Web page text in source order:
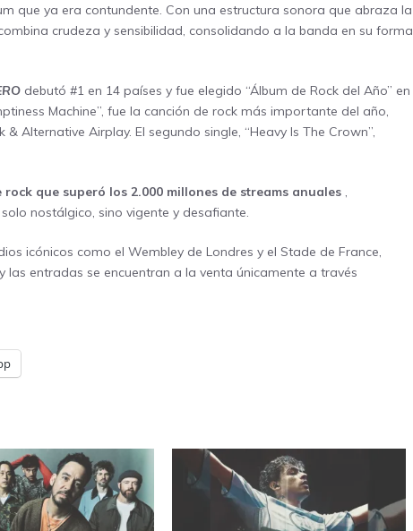
que ya era contundente. Con una estructura sonora que abraza la
crudeza y sensibilidad, consolidando a la banda en su forma
debutó #1 en 14 países y fue elegido “Álbum de Rock del Año” en
Machine”, fue la canción de rock más importante del año,
Alternative Airplay. El segundo single, “Heavy Is The Crown”,
que superó los 2.000 millones de streams anuales ,
nostálgico, sino vigente y desafiante.
icónicos como el Wembley de Londres y el Stade de France,
entradas se encuentran a la venta únicamente a través